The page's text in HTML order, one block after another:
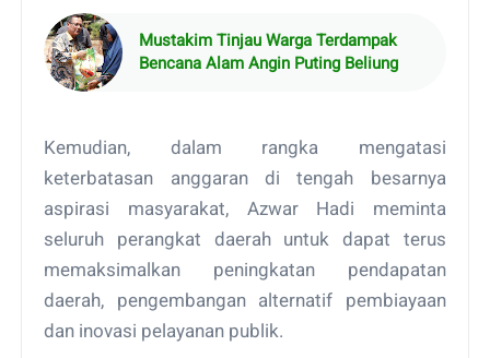
Mustakim Tinjau Warga Terdampak
Bencana Alam Angin Puting Beliung
Kemudian, dalam rangka mengatasi
keterbatasan anggaran di tengah besarnya
aspirasi masyarakat, Azwar Hadi meminta
seluruh perangkat daerah untuk dapat terus
memaksimalkan peningkatan pendapatan
daerah, pengembangan alternatif pembiayaan
dan inovasi pelayanan publik.